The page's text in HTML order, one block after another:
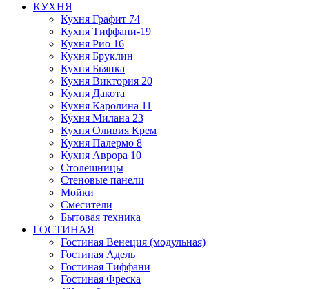
КУХНЯ
Кухня Графит 74
Кухня Тиффани-19
Кухня Рио 16
Кухня Бруклин
Кухня Бьянка
Кухня Виктория 20
Кухня Дакота
Кухня Каролина 11
Кухня Милана 23
Кухня Оливия Крем
Кухня Палермо 8
Кухня Аврора 10
Столешницы
Стеновые панели
Мойки
Смесители
Бытовая техника
ГОСТИНАЯ
Гостиная Венеция (модульная)
Гостиная Адель
Гостиная Тиффани
Гостиная Фреска